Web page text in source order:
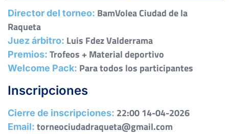
Director del torneo: BamVolea Ciudad de la
Raqueta
Juez árbitro: Luis Fdez Valderrama
Premios: Trofeos + Material deportivo
Welcome Pack: Para todos los participantes
Inscripciones
Cierre de inscripciones: 22:00 14-04-2026
Email: torneociudadraqueta@gmail.com